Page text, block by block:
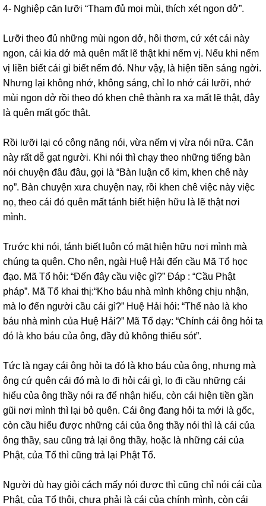
4- Nghiệp căn lưỡi “Tham đủ mọi mùi, thích xét ngon dở”.
Lưỡi theo đủ những mùi ngon dở, hôi thơm, cứ xét cái này
ngon, cái kia dở mà quên mất lẽ thật khi nếm vị. Nếu khi nếm
vị liền biết cái gì biết nếm đó. Như vậy, là hiện tiền sáng ngời.
Nhưng lại không nhớ, không sáng, chỉ lo nhớ cái lưỡi, nhớ
mùi ngon dở rồi theo đó khen chê thành ra xa mất lẽ thật, đây
là quên mất gốc thật.
Rồi lưỡi lại có công năng nói, vừa nếm vị vừa nói nữa. Căn
này rất dễ gạt người. Khi nói thì chạy theo những tiếng bàn
nói chuyện đâu đâu, gọi là “Bàn luận cổ kim, khen chê này
nọ”. Bàn chuyện xưa chuyện nay, rồi khen chê việc này việc
nọ, theo cái đó quên mất tánh biết hiện hữu là lẽ thật nơi
mình.
Trước khi nói, tánh biết luôn có mặt hiện hữu nơi mình mà
chúng ta quên. Cho nên, ngài Huệ Hải đến cầu Mã Tổ học
đạo. Mã Tổ hỏi: “Đến đây cầu việc gì?” Đáp : “Cầu Phật
pháp”. Mã Tổ khai thị:“Kho báu nhà mình không chịu nhận,
mà lo đến người cầu cái gì?” Huệ Hải hỏi: “Thế nào là kho
báu nhà mình của Huệ Hải?” Mã Tổ dạy: “Chính cái ông hỏi ta
đó là kho báu của ông, đầy đủ không thiếu sót”.
Tức là ngay cái ông hỏi ta đó là kho báu của ông, nhưng mà
ông cứ quên cái đó mà lo đi hỏi cái gì, lo đi cầu những cái
hiểu của ông thầy nói ra để nhận hiểu, còn cái hiện tiền gần
gũi nơi mình thì lại bỏ quên. Cái ông đang hỏi ta mới là gốc,
còn cầu hiểu được những cái của ông thầy nói thì là cái của
ông thầy, sau cũng trả lại ông thầy, hoặc là những cái của
Phật, của Tổ thì cũng trả lại Phật Tổ.
Người dù hay giỏi cách mấy nói được thì cũng chỉ nói cái của
Phật, của Tổ thôi, chưa phải là cái của chính mình, còn cái